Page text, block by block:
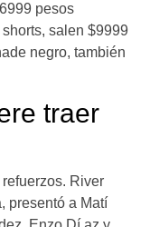
pesos
salen $9999
negro, también
traer
River
presentó a Matí